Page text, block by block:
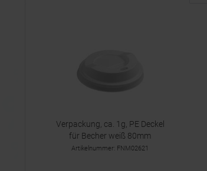
Verpackung, ca. 1g, PE Deckel
für Becher weiß 80mm
Artikelnummer: FNM02621